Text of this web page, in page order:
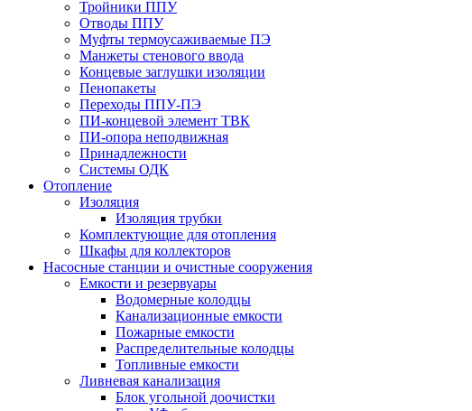
Тройники ППУ
Отводы ППУ
Муфты термоусаживаемые ПЭ
Манжеты стенового ввода
Концевые заглушки изоляции
Пенопакеты
Переходы ППУ-ПЭ
ПИ-концевой элемент ТВК
ПИ-опора неподвижная
Принадлежности
Системы ОДК
Отопление
Изоляция
Изоляция трубки
Комплектующие для отопления
Шкафы для коллекторов
Насосные станции и очистные сооружения
Емкости и резервуары
Водомерные колодцы
Канализационные емкости
Пожарные емкости
Распределительные колодцы
Топливные емкости
Ливневая канализация
Блок угольной доочистки